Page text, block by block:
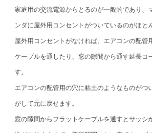
家庭用の交流電源からとるのが一般的であり、
ンダに屋外用コンセントがついているのがほと
屋外用コンセントがなければ、エアコンの配管
ケーブルを通したり、窓の隙間から通す延長コ
す。
エアコンの配管用の穴に粘土のようなものがつ
がして元に戻せます。
窓の隙間からフラットケーブルを通すとサッシ